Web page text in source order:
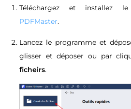
Téléchargez et installez
PDFMaster.
Lancez le programme et
glisser et déposer ou par
ficheirs.